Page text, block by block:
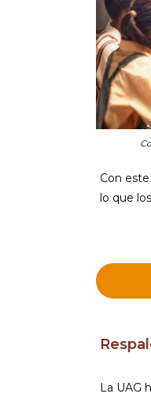
Con
lo que
La UAG